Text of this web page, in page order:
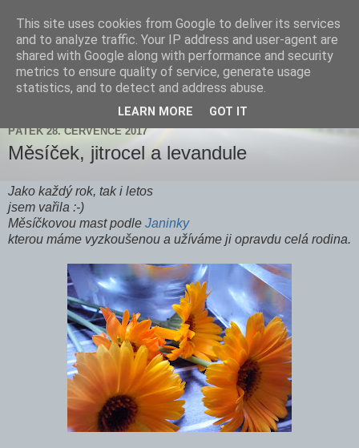
Zdenička
PÁTEK 28. ČERVENCE 2017
Měsíček, jitrocel a levandule
Jako každý rok, tak i letos
jsem vařila :-)
Měsíčkovou mast podle Janinky
kterou máme vyzkoušenou a užíváme ji opravdu celá rodina.
This site uses cookies from Google to deliver its services
and to analyze traffic. Your IP address and user-agent are
shared with Google along with performance and security
metrics to ensure quality of service, generate usage
statistics, and to detect and address abuse.
LEARN MORE GOT IT